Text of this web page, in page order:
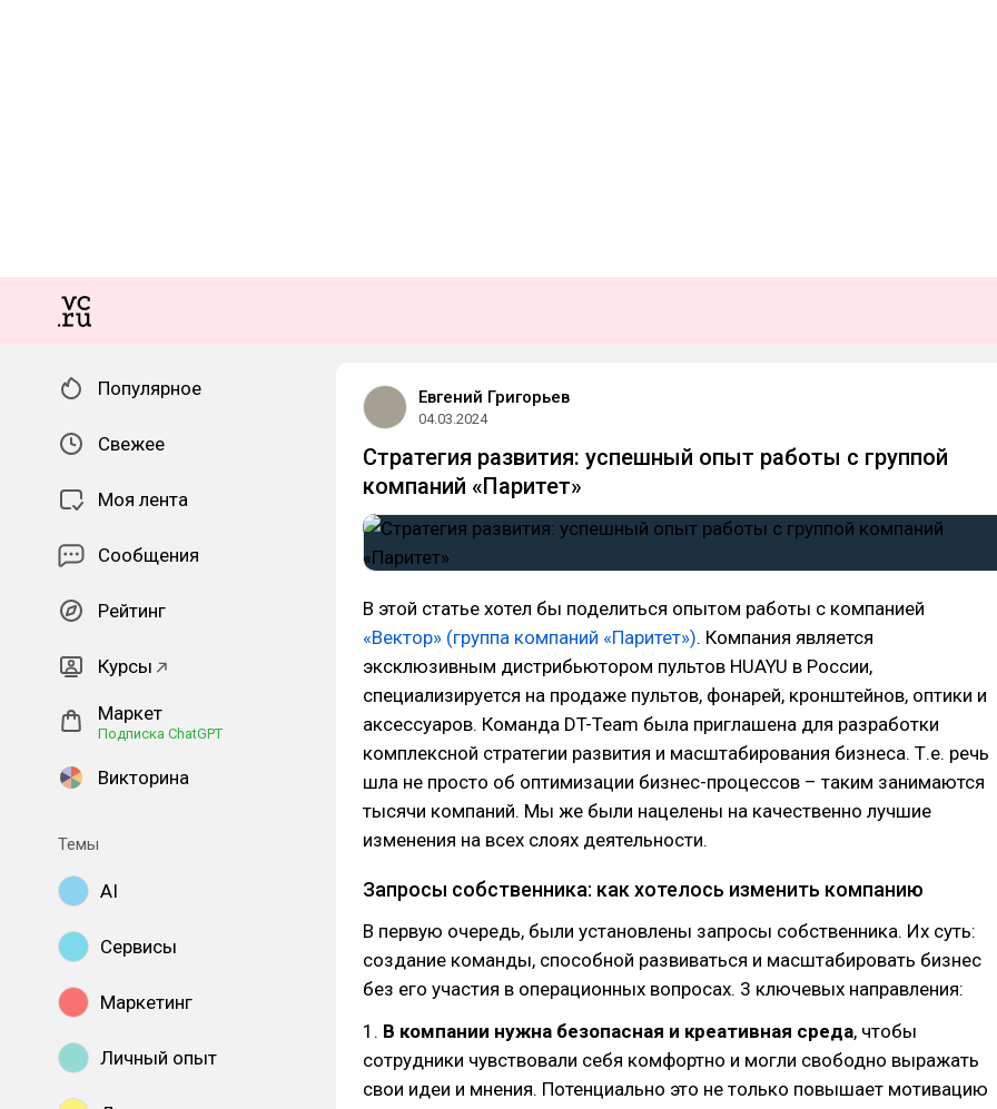
Популярное
Свежее
Моя лента
Сообщения
Рейтинг
Курсы
Маркет
Подписка ChatGPT
Викторина
Темы
AI
Сервисы
Маркетинг
Личный опыт
Евгений Григорьев
04.03.2024
Стратегия развития: успешный опыт работы с группой
компаний «Паритет»
В этой статье хотел бы поделиться опытом работы с компанией
«Вектор» (группа компаний «Паритет»). Компания является
эксклюзивным дистрибьютором пультов HUAYU в России,
специализируется на продаже пультов, фонарей, кронштейнов, оптики и
аксессуаров. Команда DT-Team была приглашена для разработки
комплексной стратегии развития и масштабирования бизнеса. Т.е. речь
шла не просто об оптимизации бизнес-процессов – таким занимаются
тысячи компаний. Мы же были нацелены на качественно лучшие
изменения на всех слоях деятельности.
Запросы собственника: как хотелось изменить компанию
В первую очередь, были установлены запросы собственника. Их суть:
создание команды, способной развиваться и масштабировать бизнес
без его участия в операционных вопросах. 3 ключевых направления:
1. В компании нужна безопасная и креативная среда, чтобы
сотрудники чувствовали себя комфортно и могли свободно выражать
свои идеи и мнения. Потенциально это не только повышает мотивацию